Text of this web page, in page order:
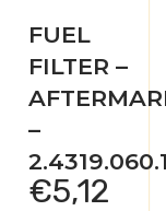
FUEL
FILTER –
–
€5,12